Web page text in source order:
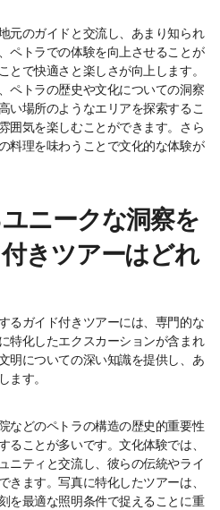
元のガイドと交流し、あまり知られ
ペトラでの体験を向上させることが
とで快適さと楽しさが向上します。
ペトラの歴史や文化についての洞察
い場所のようなエリアを探索するこ
囲気を楽しむことができます。さら
料理を味わうことで文化的な体験が
ニークな洞察を
きツアーはどれ
るガイド付きツアーには、専門的な
特化したエクスカーションが含まれ
明についての深い知識を提供し、あ
ます。
などのペトラの構造の歴史的重要性
ることが多いです。文化体験では、
ニティと交流し、彼らの伝統やライ
きます。写真に特化したツアーは、
を最適な照明条件で捉えることに重